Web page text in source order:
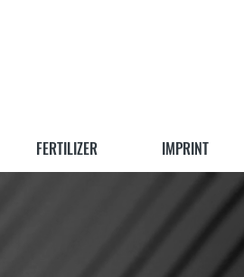
FERTILIZER IMPRINT